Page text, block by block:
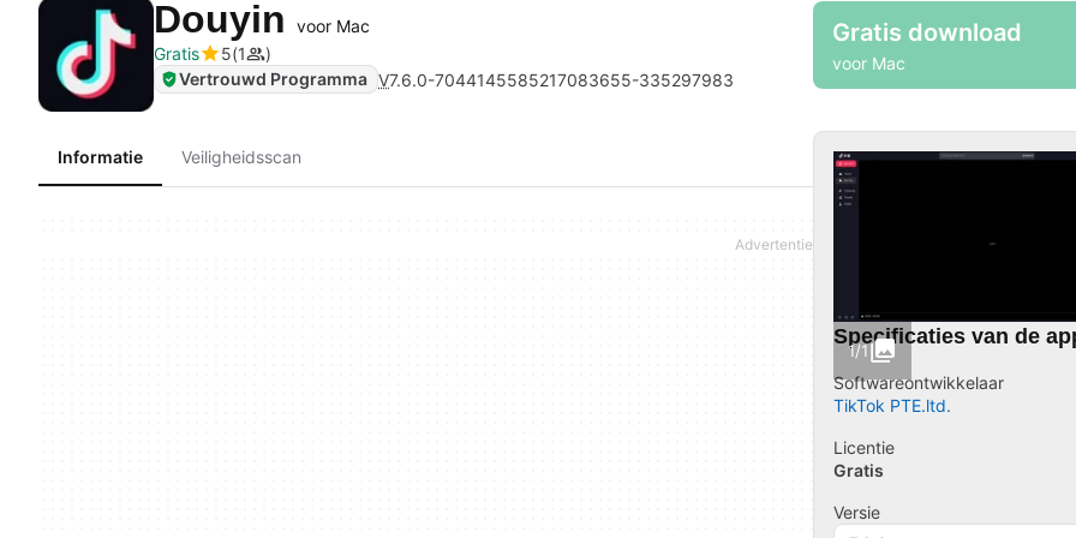
Douyin
voor Mac
Gratis
5 1
Vertrouwd Programma V7.6.0-7044145585217083655-335297983
Gratis download
voor Mac
Informatie Veiligheidsscan
1/1
Specificaties van de
Softwareontwikkelaar
TikTok PTE.ltd.
Licentie
Gratis
Versie